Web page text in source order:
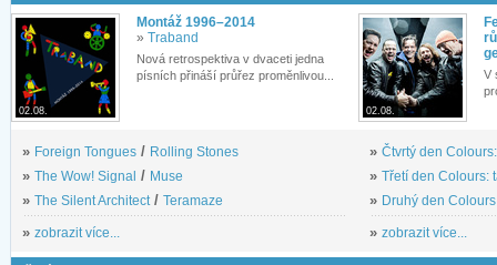
02.08.
Montáž 1996–2014
» Traband
Nová retrospektiva v dvaceti jedna
písních přináší průřez proměnlivou...
» Foreign Tongues / Rolling Stones
» The Wow! Signal / Muse
» The Silent Architect/ Teramaze
» zobrazit více...
02.08.
V
» Čtvrtý den
» Třetí den Colours:
» Druhý den
» zobrazit více...